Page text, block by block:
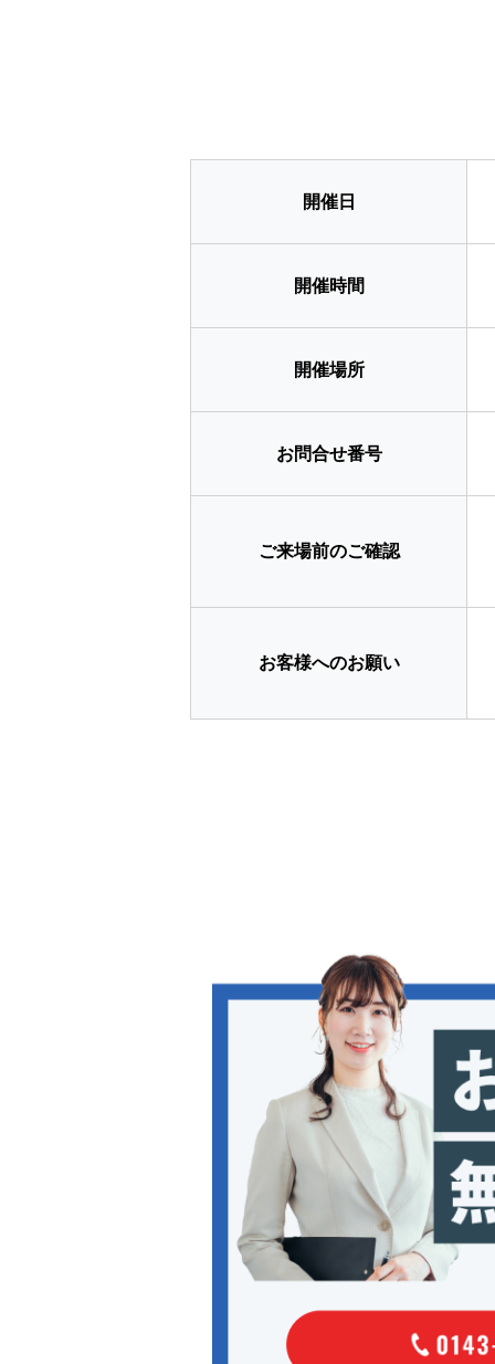
開催日
開催時間
開催場所
お問合せ番号
ご来場前のご確認
お客様へのお願い